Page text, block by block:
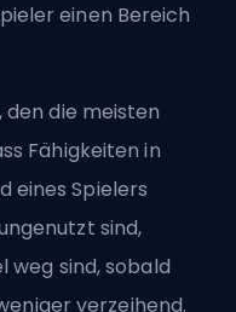
einen Bereich
die meisten
Fähigkeiten in
eines Spielers
sind,
weg sind, sobald
verzeihend.